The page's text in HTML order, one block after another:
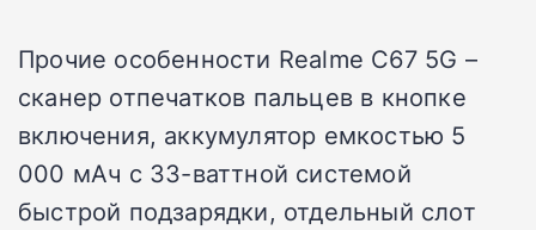
Прочие особенности Realme C67 5G –
сканер отпечатков пальцев в кнопке
включения, аккумулятор емкостью 5
000 мАч с 33-ваттной системой
быстрой подзарядки, отдельный слот